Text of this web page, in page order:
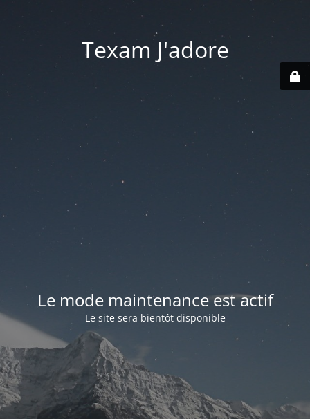
Texam J'adore
Le mode maintenance est actif
Le site sera bientôt disponible